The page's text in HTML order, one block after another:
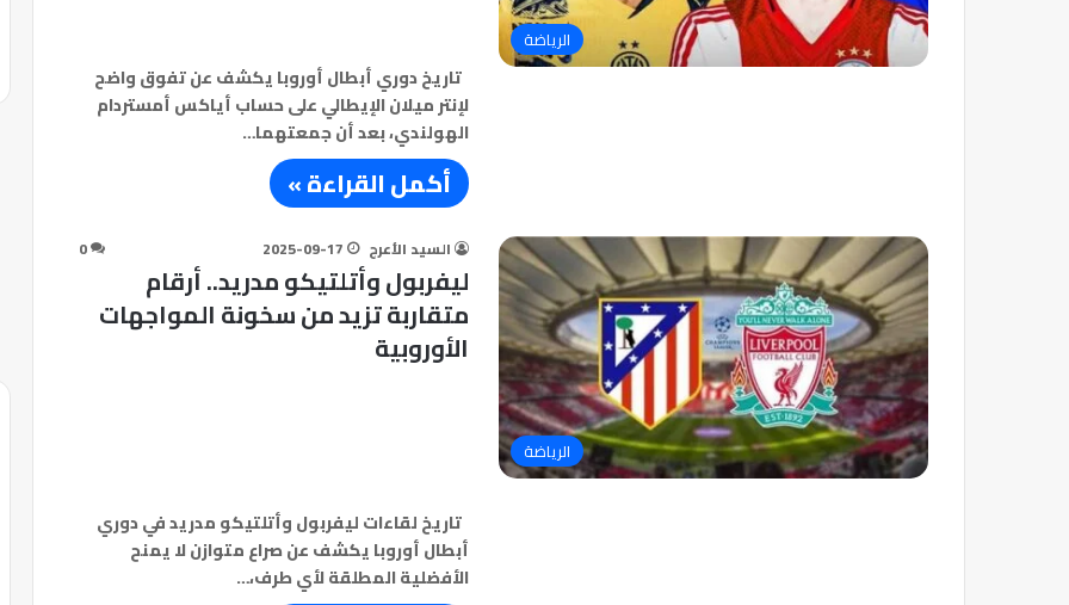
الرياضة
تاريخ دوري أبطال أوروبا يكشف عن تفوق واضح
لإنتر ميلان الإيطالي على حساب أياكس أمستردام
الهولندي، بعد أن جمعتهما…
أكمل القراءة »
الرياضة
السيد الأعرج 2025-09-17
0
ليفربول وأتلتيكو مدريد.. أرقام
متقاربة تزيد من سخونة المواجهات
الأوروبية
تاريخ لقاءات ليفربول وأتلتيكو مدريد في دوري
أبطال أوروبا يكشف عن صراع متوازن لا يمنح
الأفضلية المطلقة لأي طرف،…